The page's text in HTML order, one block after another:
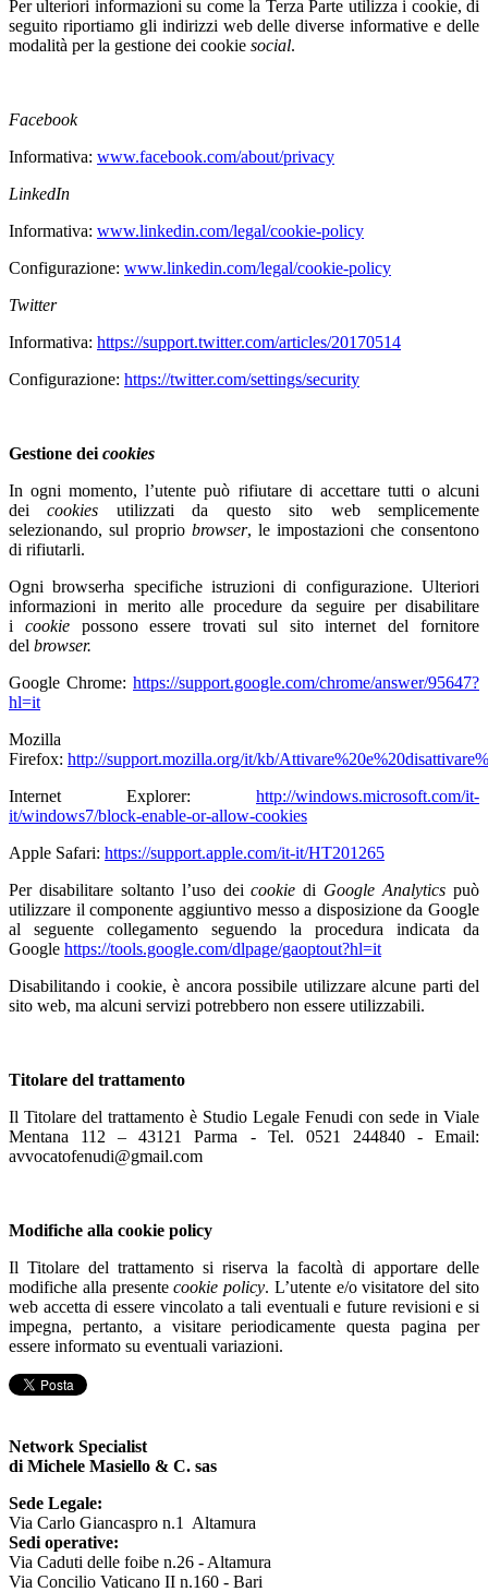
Per ulteriori informazioni su come la Terza Parte utilizza i cookie, di
seguito riportiamo gli indirizzi web delle diverse informative e delle
modalità per la gestione dei cookie social.
Facebook
Informativa: www.facebook.com/about/privacy
LinkedIn
Informativa: www.linkedin.com/legal/cookie-policy
Configurazione: www.linkedin.com/legal/cookie-policy
Twitter
Informativa: https://support.twitter.com/articles/20170514
Configurazione: https://twitter.com/settings/security
Gestione dei cookies
In ogni momento, l’utente può rifiutare di accettare tutti o alcuni
deicookies utilizzati da questo sito web semplicemente
selezionando, sul proprio browser, le impostazioni che consentono
di rifiutarli.
Ogni browserha specifiche istruzioni di configurazione. Ulteriori
informazioni in merito alle procedure da seguire per disabilitare
i cookie possono essere trovati sul sito internet del fornitore
del browser.
Google Chrome: https://support.google.com/chrome/answer/95647?
hl=it
Mozilla
Firefox: http://support.mozilla.org/it/kb/
Internet Explorer: http://windows.microsoft.com/it-
it/windows7/block-enable-or-allow-cookies
Apple Safari: https://support.apple.com/it-it/HT201265
Per disabilitare soltanto l’uso deicookiedi Google Analyticspuò
utilizzare il componente aggiuntivo messo a disposizione da Google
al seguente collegamento seguendo la procedura
indicata da
Google https://tools.google.com/dlpage/gaoptout?hl=it
Disabilitando i cookie, è ancora possibile utilizzare alcune parti del
sito web, ma alcuni servizi potrebbero non essere utilizzabili.
Titolare del trattamento
Il Titolare del trattamento è Studio Legale Fenudi con sede in Viale
Mentana 112 – 43121 Parma - Tel. 0521 244840 - Email:
avvocatofenudi@gmail.com
Modifiche alla cookie policy
Il Titolare del trattamento si riserva la facoltà di apportare delle
modifiche alla presentecookie policy. L’utente e/o visitatore del sito
web accetta di essere vincolato a tali eventuali e future revisioni e si
impegna, pertanto, a visitare periodicamente questa pagina per
essere informato su eventuali variazioni.
Network Specialist
di Michele Masiello & C. sas
Sede Legale:
Via Carlo Giancaspro n.1 Altamura
Sedi operative:
Via Caduti delle foibe n.26 - Altamura
Via Concilio Vaticano II n.160 - Bari